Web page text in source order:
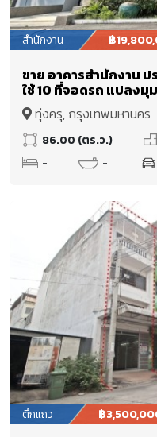
สำนักงาน ฿
ขาย อาคารสำนักงาน
ใช้ 10 ที่จอดรถ แปลงมุม
ทุ่งครุ, กรุงเทพมหานคร
86.00 (ตร.ว.)
-
-
ตึกแถว ฿